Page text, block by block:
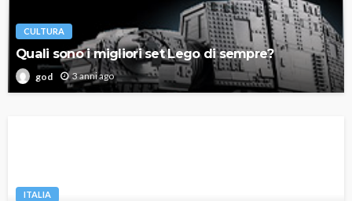
CULTURA
Quali sono i migliori set Lego di sempre?
god 3 anni ago
ITALIA